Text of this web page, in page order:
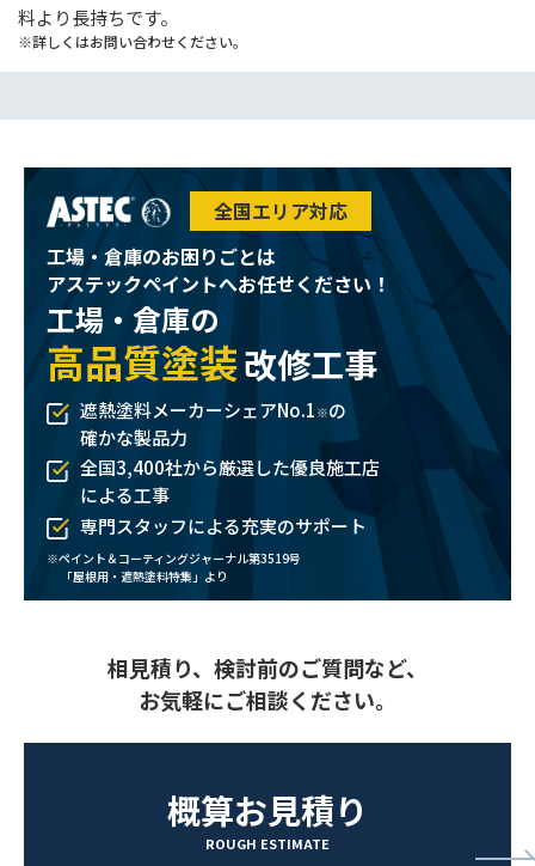
料より長持ちです。
詳しくはお問い合わせください。
全国エリア対応
工場・倉庫のお困りごとは
アステックペイントへお任せください！
工場・倉庫の
高品質塗装改修工事
遮熱塗料メーカーシェアNo.1 ※の
確かな製品力
全国3,400社から厳選した優良施工店
による工事
専門スタッフによる充実のサポート
ペイント＆コーティングジャーナル第3519号
「屋根用・遮熱塗料特集」より
相見積り、検討前のご質問など、
お気軽にご相談ください。
概算お見積り
ROUGH ESTIMATE